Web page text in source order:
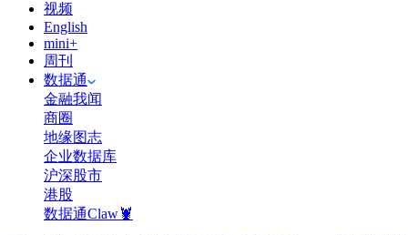
视频
English
mini+
周刊
数据通
金融我闻
商圈
地缘图志
企业数据库
沪深股市
港股
数据通Claw🦞